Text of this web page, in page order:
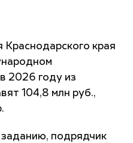
Краснодарского края
2026 году из
104,8 млн руб.,
подрядчик